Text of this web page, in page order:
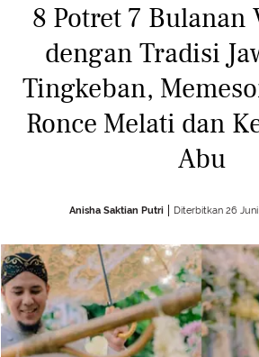
8 Potret 7 Bulanan
dengan Tradisi
Tingkeban,
Ronce Melati dan
Abu
Anisha Saktian Putri Diterbitkan 26